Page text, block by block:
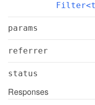
params
referrer
status
Responses